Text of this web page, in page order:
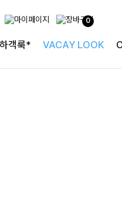
0
객룩* VACAY LOOK
는